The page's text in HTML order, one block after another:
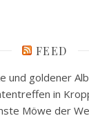
FEED
und goldener
in
Möwe der